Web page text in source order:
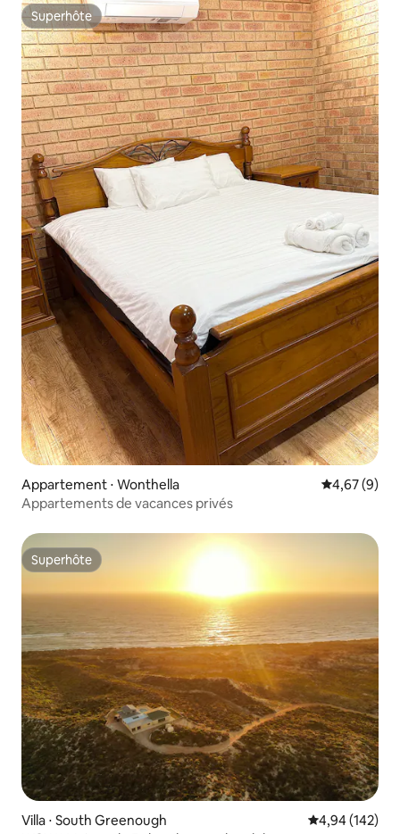
Superhôte
Superhôte
Appartement ⋅ Wonthella Évaluation
4,67 (9)
Appartements de vacances privés
Superhôte
Superhôte
Villa ⋅ South Greenough Évaluation
4,94 (142)